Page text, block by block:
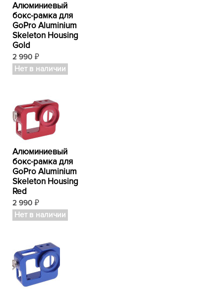
Алюминиевый
бокс-рамка для
GoPro Aluminium
Skeleton Housing
Gold
2 990 ₽
Нет в наличии
Алюминиевый
бокс-рамка для
GoPro Aluminium
Skeleton Housing
Red
2 990 ₽
Нет в наличии